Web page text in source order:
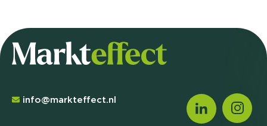
info@markteffect.nl